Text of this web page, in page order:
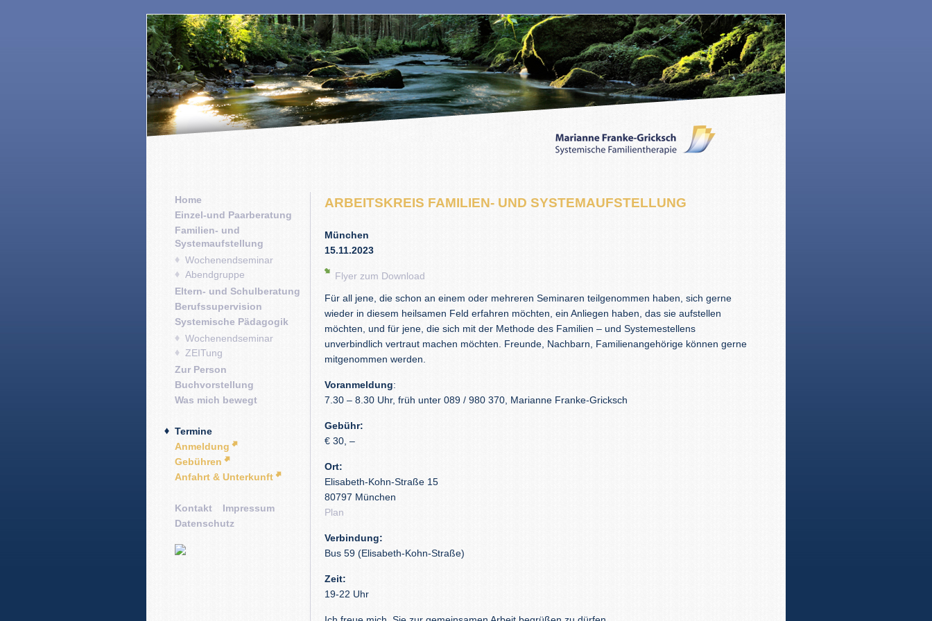
Home
Einzel-und Paarberatung
Familien- und
Systemaufstellung
Wochenendseminar
Abendgruppe
Eltern- und Schulberatung
Berufssupervision
Systemische Pädagogik
Wochenendseminar
ZEITung
Zur Person
Buchvorstellung
Was mich bewegt
Termine
Anmeldung
Gebühren
Anfahrt & Unterkunft
Kontakt
Impressum
Datenschutz
ARBEITSKREIS FAMILIEN- UND SYSTEMAUFSTELLUNG
München
15.11.2023
Flyer zum Download
Für all jene, die schon an einem oder mehreren Seminaren teilgenommen haben, sich gerne
wieder in diesem heilsamen Feld erfahren möchten, ein Anliegen haben, das sie aufstellen
möchten, und für jene, die sich mit der Methode des Familien – und Systemestellens
unverbindlich vertraut machen möchten. Freunde, Nachbarn, Familienangehörige können gerne
mitgenommen werden.
Voranmeldung:
7.30 – 8.30 Uhr, früh unter 089 / 980 370, Marianne Franke-Gricksch
Gebühr:
€ 30, –
Ort:
Elisabeth-Kohn-Straße 15
80797 München
Plan
Verbindung:
Bus 59 (Elisabeth-Kohn-Straße)
Zeit:
19-22 Uhr